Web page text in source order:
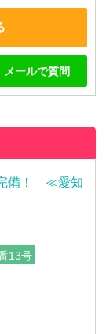
メールで質問
備！ ≪愛知
13号